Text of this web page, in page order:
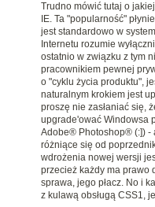
Trudno mówić tutaj o
IE. Ta "popularność"
jest standardowo w
Internetu rozumie
ostatnio w związku z tym
pracownikiem pewnej
o "cyklu życia produktu",
naturalnym krokiem jest
proszę nie zasłaniać się,
upgrade'ować Windowsa
Adobe® Photoshop® (:]) -
różniące się od
wdrożenia nowej wersji
przecież każdy ma prawo
sprawa, jego płacz. No i
z kulawą obsługą CSS1,